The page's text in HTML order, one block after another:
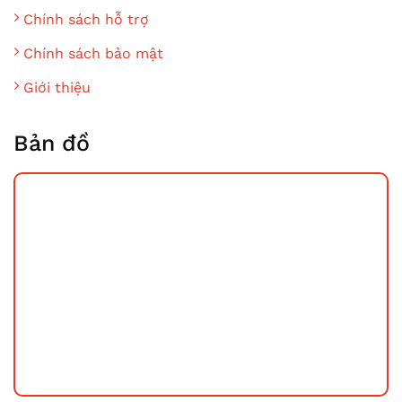
Chính sách hỗ trợ
Chính sách bảo mật
Giới thiệu
Bản đồ